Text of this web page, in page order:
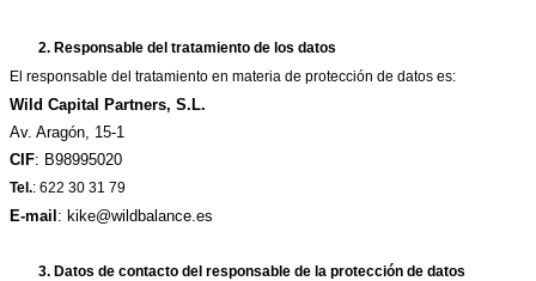
2. Responsable del tratamiento de los datos
El responsable del tratamiento en materia de protección de datos es:
Wild Capital Partners, S.L.
Av. Aragón, 15-1
CIF: B98995020
Tel.: 622 30 31 79
E-mail : kike@wildbalance.es
3. Datos de contacto del responsable de la protección de datos